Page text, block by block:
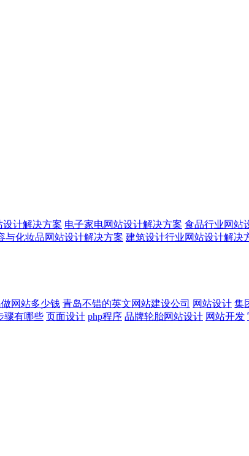
计解决方案 电子家电网站设计解决方案 食品行业网站
与化妆品网站设计解决方案 建筑设计行业网站设计解决
网站多少钱 青岛不错的英文网站建设公司 网站设计 集
骤有哪些 页面设计 php程序 品牌轮胎网站设计 网站开发